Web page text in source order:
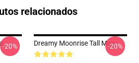
relacionados
-20% Dreamy Moonrise Tall Mug-20%